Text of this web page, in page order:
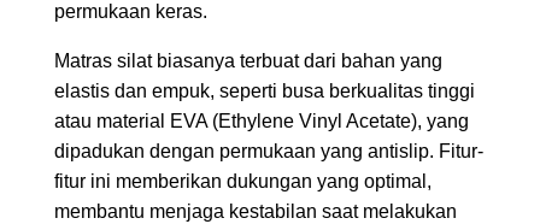
permukaan keras.
Matras silat biasanya terbuat dari bahan yang
elastis dan empuk, seperti busa berkualitas tinggi
atau material EVA (Ethylene Vinyl Acetate), yang
dipadukan dengan permukaan yang antislip. Fitur-
fitur ini memberikan dukungan yang optimal,
membantu menjaga kestabilan saat melakukan